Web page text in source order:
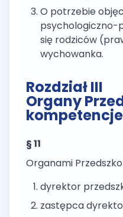
O potrzebie
psychologiczno-
się rodziców
wychowanka.
Rozdział III
Organy
kompetencje
§ 11
Organami
dyrektor
zastępca